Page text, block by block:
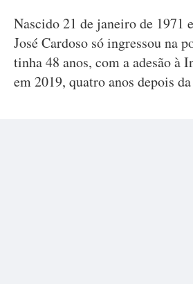
Nascido 21 de janeiro de 1971
José Cardoso só ingressou na
tinha 48 anos, com a adesão à
em 2019, quatro anos depois